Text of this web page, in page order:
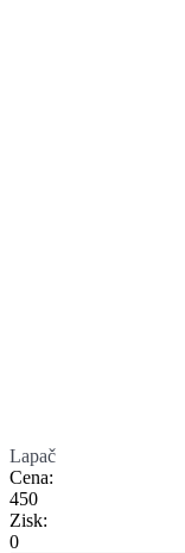
Lapač
Cena:
450
Zisk:
0